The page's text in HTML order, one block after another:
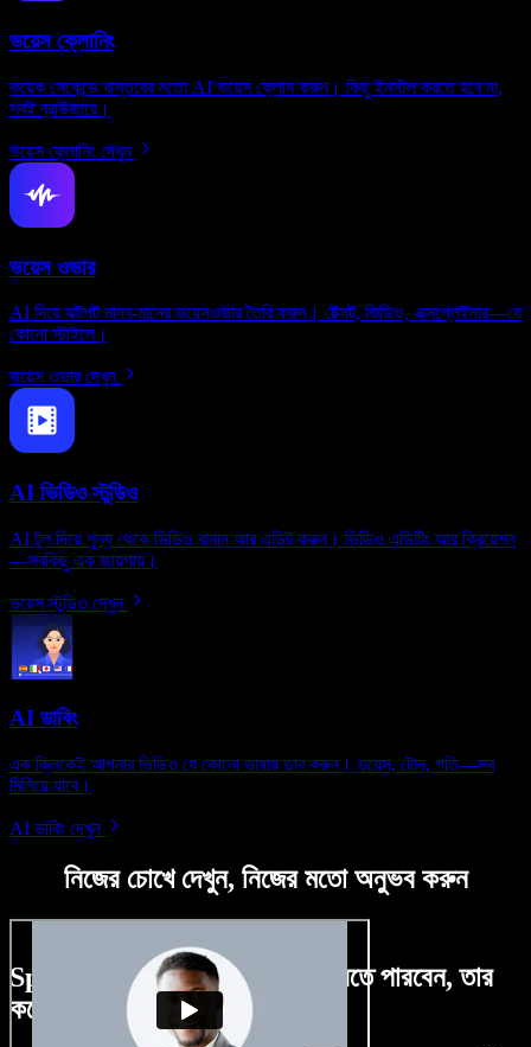
ভয়েস ক্লোনিং
কয়েক সেকেন্ডে বাস্তবের মতো AI ভয়েস ক্লোন করুন। কিছু ইনস্টল করতে হবে না,
সবই ব্রাউজারে।
ভয়েস ক্লোনিং দেখুন
ভয়েস ওভার
AI দিয়ে ঝটপট মানব-মানের ভয়েসওভার তৈরি করুন। টেক্সট, ভিডিও, এক্সপ্লেইনার—যে
কোনো স্টাইলে।
ভয়েস ওভার দেখুন
AI ভিডিও স্টুডিও
AI টুল দিয়ে শূন্য থেকে ভিডিও বানান আর এডিট করুন। ভিডিও এডিটিং আর ক্রিয়েশন
—সবকিছু এক জায়গায়।
ভয়েস স্টুডিও দেখুন
AI ডাবিং
এক ক্লিকেই আপনার ভিডিও যে কোনো ভাষায় ডাব করুন। ভয়েস, টোন, গতি—সব
মিলিয়ে যাবে।
AI ডাবিং দেখুন
নিজের চোখে দেখুন, নিজের মতো অনুভব করুন
Speechify Studio দিয়ে কী কী করতে পারবেন, তার
কয়েকটা উদাহরণ দেখুন